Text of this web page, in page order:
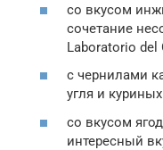
со вкусом
сочетание
Laboratorio
с чернилами
угля и
со вкусом
интересный